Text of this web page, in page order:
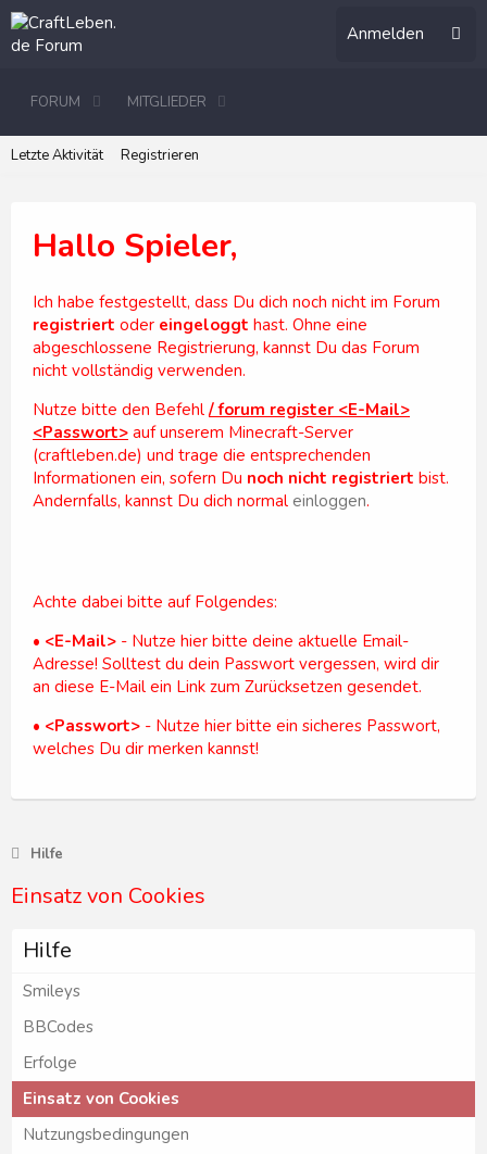
Anmelden
FORUM MITGLIEDER
Letzte Aktivität Registrieren
Hallo Spieler,
Ich habe festgestellt, dass Du dich noch nicht im Forum
registriert oder eingeloggt hast. Ohne eine
abgeschlossene Registrierung, kannst Du das Forum
nicht vollständig verwenden.
Nutze bitte den Befehl / forum register <E-Mail>
<Passwort> auf unserem Minecraft-Server
(craftleben.de) und trage die entsprechenden
Informationen ein, sofern Du noch nicht registriert bist.
Andernfalls, kannst Du dich normal einloggen.
Achte dabei bitte auf Folgendes:
• <E-Mail> - Nutze hier bitte deine aktuelle Email-
Adresse! Solltest du dein Passwort vergessen, wird dir
an diese E-Mail ein Link zum Zurücksetzen gesendet.
• <Passwort> - Nutze hier bitte ein sicheres Passwort,
welches Du dir merken kannst!
Hilfe
Einsatz von Cookies
Hilfe
Smileys
BBCodes
Erfolge
Einsatz von Cookies
Nutzungsbedingungen